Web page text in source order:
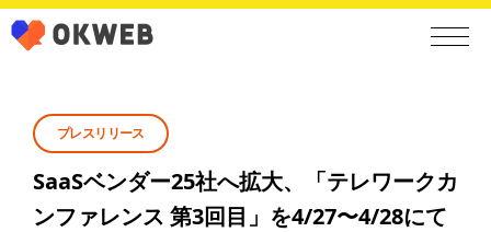
プレスリリース
SaaSベンダー25社へ拡大、「テレワークカ
ンファレンス 第3回目」を4/27〜4/28にて